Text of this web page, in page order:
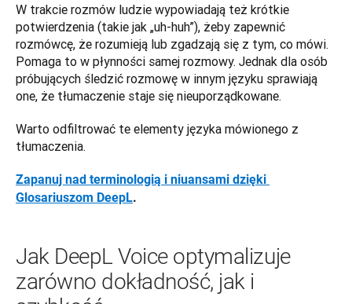
W trakcie rozmów ludzie wypowiadają też krótkie
potwierdzenia (takie jak „uh-huh”), żeby zapewnić
rozmówcę, że rozumieją lub zgadzają się z tym, co mówi.
Pomaga to w płynności samej rozmowy. Jednak dla osób
próbujących śledzić rozmowę w innym języku sprawiają
one, że tłumaczenie staje się nieuporządkowane.
Warto odfiltrować te elementy języka mówionego z
tłumaczenia.
Zapanuj nad terminologią i niuansami dzięki
Glosariuszom DeepL.
Jak DeepL Voice optymalizuje
zarówno dokładność, jak i